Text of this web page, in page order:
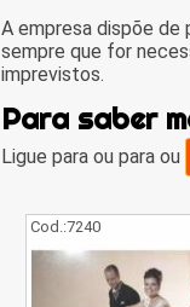
A empresa dispõe de
sempre que for
imprevistos.
Para saber
Ligue para ou para ou
Cod.:7240